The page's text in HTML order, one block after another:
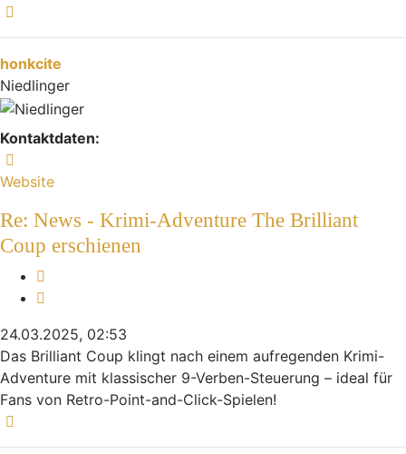
honkcite
Niedlinger
Kontaktdaten:
Website
Re: News - Krimi-Adventure The Brilliant
Coup erschienen
24.03.2025, 02:53
Das Brilliant Coup klingt nach einem aufregenden Krimi-
Adventure mit klassischer 9-Verben-Steuerung – ideal für
Fans von Retro-Point-and-Click-Spielen!